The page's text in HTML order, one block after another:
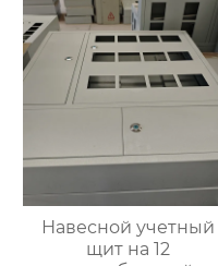
Навесной учетный
щит на 12